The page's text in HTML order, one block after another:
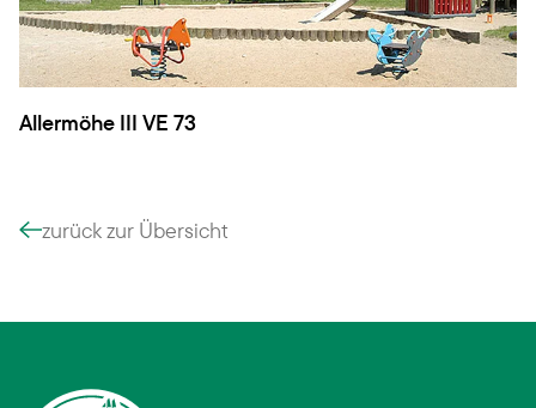
Allermöhe III VE 73
zurück zur Übersicht